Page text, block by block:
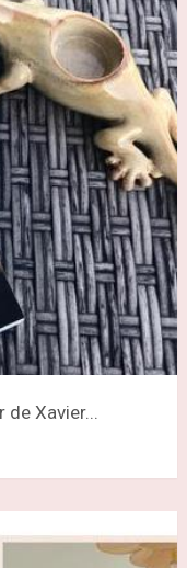
de Xavier...